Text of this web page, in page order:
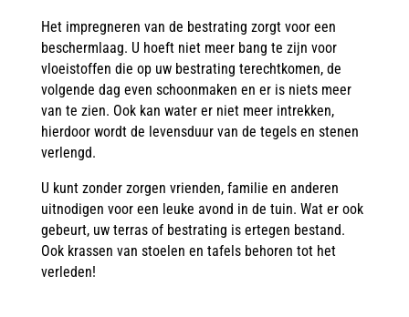
Het impregneren van de bestrating zorgt voor een
beschermlaag. U hoeft niet meer bang te zijn voor
vloeistoffen die op uw bestrating terechtkomen, de
volgende dag even schoonmaken en er is niets meer
van te zien. Ook kan water er niet meer intrekken,
hierdoor wordt de levensduur van de tegels en stenen
verlengd.
U kunt zonder zorgen vrienden, familie en anderen
uitnodigen voor een leuke avond in de tuin. Wat er ook
gebeurt, uw terras of bestrating is ertegen bestand.
Ook krassen van stoelen en tafels behoren tot het
verleden!